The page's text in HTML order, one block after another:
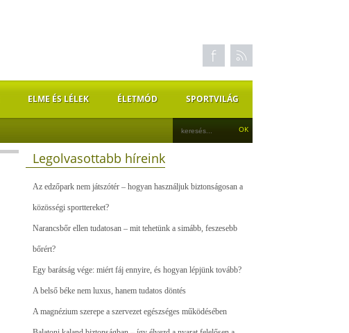
ELME ÉS LÉLEK ÉLETMÓD SPORTVILÁG
Legolvasottabb híreink
Az edzőpark nem játszótér – hogyan használjuk biztonságosan a
közösségi sporttereket?
Narancsbőr ellen tudatosan – mit tehetünk a simább, feszesebb
bőrért?
Egy barátság vége: miért fáj ennyire, és hogyan lépjünk tovább?
A belső béke nem luxus, hanem tudatos döntés
A magnézium szerepe a szervezet egészséges működésében